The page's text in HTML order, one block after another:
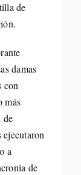
de
damas
con
más
de
ejecutaron
a
de